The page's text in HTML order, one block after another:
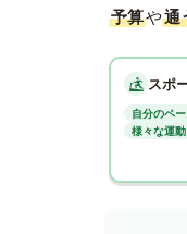
予算や通
スポ
自分のペ
様々な運